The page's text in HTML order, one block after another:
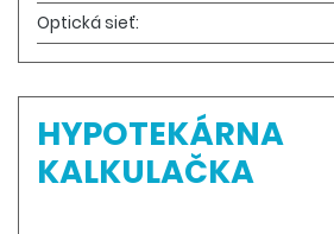
Optická sieť:
HYPOTEKÁRNA
KALKULAČKA